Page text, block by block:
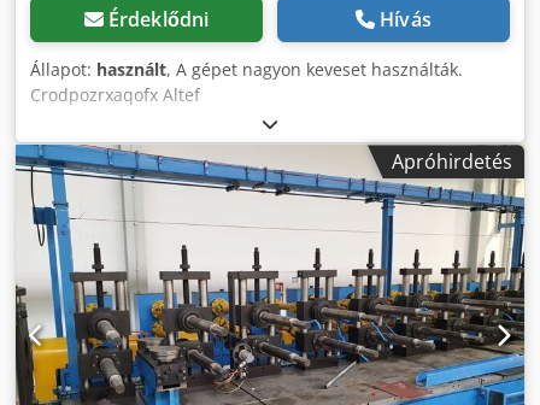
Érdeklődni Hívás
Állapot: használt, A gépet nagyon keveset használták.
Crodpozrxaqofx Altef
Apróhirdetés